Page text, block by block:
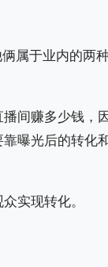
属于业内的两
间赚多少钱，
曝光后的转化
实现转化。